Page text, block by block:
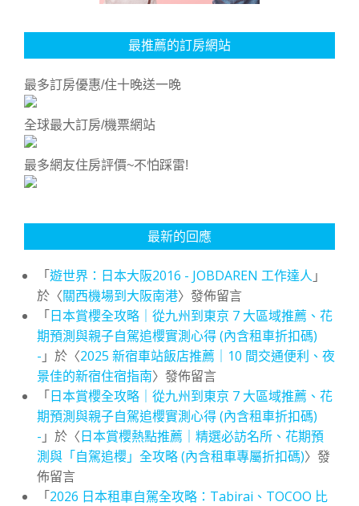
最推薦的訂房網站
最多訂房優惠/住十晚送一晚
全球最大訂房/機票網站
最多網友住房評價~不怕踩雷!
最新的回應
「遊世界：日本大阪2016 - JOBDAREN 工作達人 」
於〈關西機場到大阪南港〉發佈留言
「日本賞櫻全攻略｜從九州到東京 7 大區域推薦、花
期預測與親子自駕追櫻實測心得 (內含租車折扣碼)
- 」於〈2025 新宿車站飯店推薦｜10 間交通便利、夜
景佳的新宿住宿指南〉發佈留言
「日本賞櫻全攻略｜從九州到東京 7 大區域推薦、花
期預測與親子自駕追櫻實測心得 (內含租車折扣碼)
- 」於〈日本賞櫻熱點推薦｜精選必訪名所、花期預
測與「自駕追櫻」全攻略 (內含租車專屬折扣碼)〉發
佈留言
「2026 日本租車自駕全攻略：Tabirai、TOCOO 比